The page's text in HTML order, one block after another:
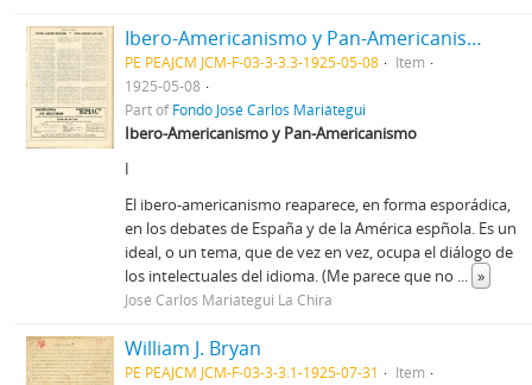
Ibero-Americanismo y Pan-Americanismo [Recorte de Prensa]
PE PEAJCM JCM-F-03-3-3.3-1925-05-08
Item
1925-05-08
Part ofFondo José Carlos Mariátegui
Ibero-Americanismo y Pan-Americanismo
I
El ibero-americanismo reaparece, en forma esporádica,
en los debates de España y de la América espñola. Es un
ideal, o un tema, que de vez en vez, ocupa el diálogo de
los intelectuales del idioma. (Me parece que no ... »
José Carlos Mariátegui La Chira
William J. Bryan
PE PEAJCM JCM-F-03-3-3.1-1925-07-31
Item